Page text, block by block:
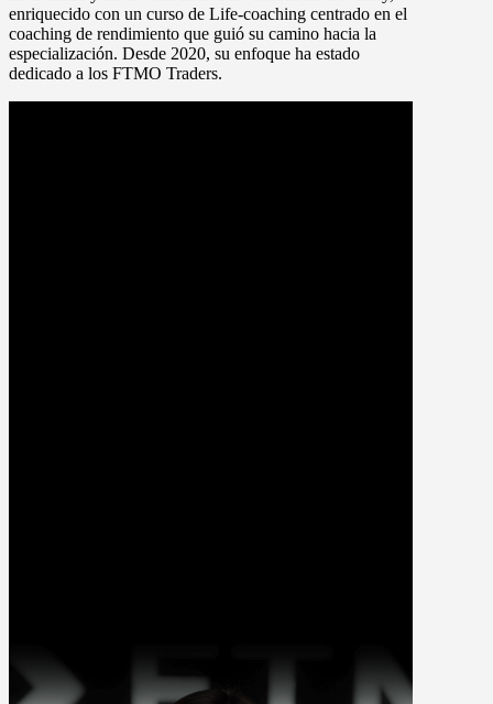
enriquecido con un curso de Life-coaching centrado en el
coaching de rendimiento que guió su camino hacia la
especialización. Desde 2020, su enfoque ha estado
dedicado a los FTMO Traders.